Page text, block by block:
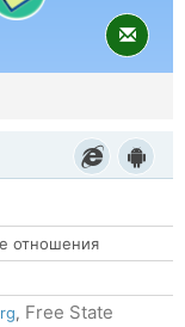
отношения
, Free State